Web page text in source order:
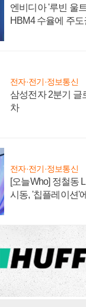
엔비디아 '루빈 울
HBM4 수율에 주
전자·전기·정보통신
삼성전자 2분기 글
차
전자·전기·정보통신
[오늘Who] 정철동
시동, '칩플레이션'